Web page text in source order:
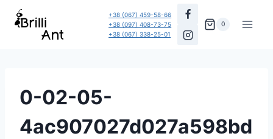
Перейти
+38 (067) 459-58-66
+38 (097) 408-73-75
+38 (067) 338-25-01
0
0-02-05-
4ac907027d027a598bd